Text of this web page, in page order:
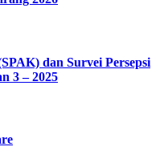
dan Survei Persepsi
3 – 2025